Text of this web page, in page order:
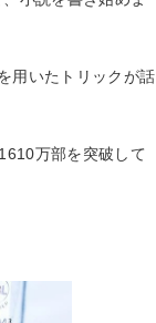
用いたトリックが話
万部を突破して